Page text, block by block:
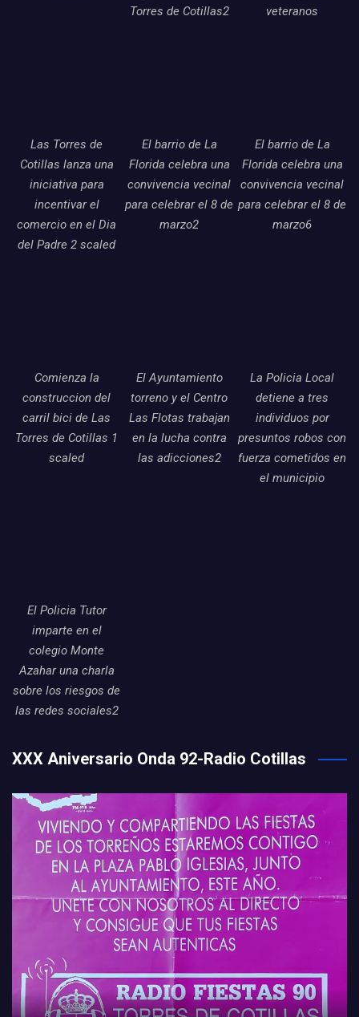
Torres de Cotillas2
veteranos
Las Torres de
Cotillas lanza una
iniciativa para
incentivar el
comercio en el Dia
del Padre 2 scaled
El barrio de La
Florida celebra una
convivencia vecinal
para celebrar el 8 de
marzo2
El barrio de La
Florida celebra una
convivencia vecinal
para celebrar el 8 de
marzo6
Comienza la
construccion del
carril bici de Las
Torres de Cotillas 1
scaled
El Ayuntamiento
torreno y el Centro
Las Flotas trabajan
en la lucha contra
las adicciones2
La Policia Local
detiene a tres
individuos por
presuntos robos con
fuerza cometidos en
el municipio
El Policia Tutor
imparte en el
colegio Monte
Azahar una charla
sobre los riesgos de
las redes sociales2
XXX Aniversario Onda 92-Radio Cotillas